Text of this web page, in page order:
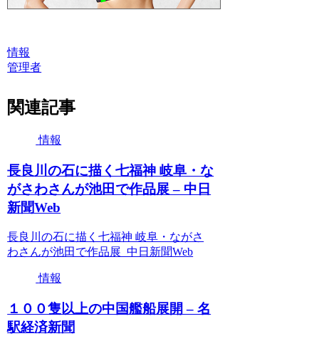
情報
管理者
関連記事
情報
長良川の石に描く七福神 岐阜・な
がさわさんが池田で作品展 – 中日
新聞Web
長良川の石に描く七福神 岐阜・ながさ
わさんが池田で作品展 中日新聞Web
情報
１００隻以上の中国艦船展開 – 名
駅経済新聞